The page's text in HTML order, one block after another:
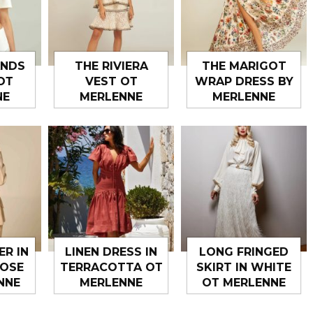
THE RIVIERA
VEST ОТ
MERLENNE
THE MARIGOT
WRAP DRESS BY
MERLENNE
IN
LINEN DRESS IN
TERRACOTTA ОТ
MERLENNE
LONG FRINGED
SKIRT IN WHITE
ОТ MERLENNE